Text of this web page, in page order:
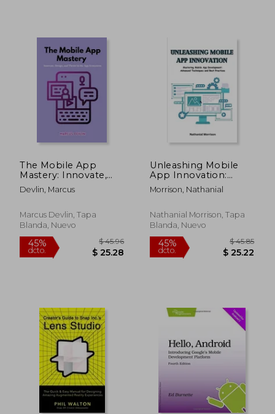
$ 68.29
45%
dcto. $ 74.21
The Mobile App
Mastery: Innovate,
design, and thrive in
the app ecosystem
Devlin, Marcus
Marcus Devlin, Tapa
Blanda, Nuevo
Unleashing Mobile
App Innovation:
Mastering Mobile
App Development:
and Best Practices
(en Inglés)
Morrison, Nathanial
Nathanial Morrison, Tapa
Blanda, Nuevo